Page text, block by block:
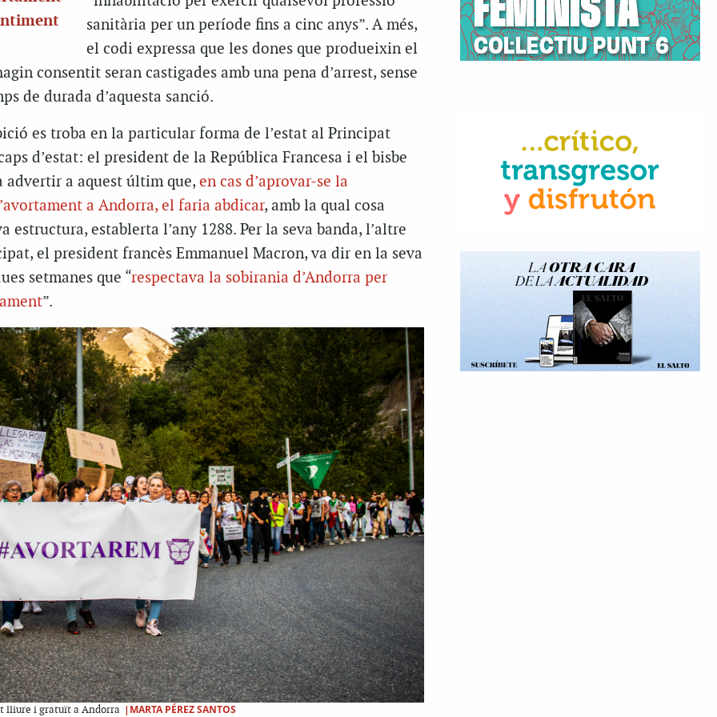
sanitària per un període fins a cinc anys”. A més,
el codi expressa que les dones que produeixin el
consentit seran castigades amb una pena d’arrest, sense
de durada d’aquesta sanció.
es troba en la particular forma de l’estat al Principat
d’estat: el president de la República Francesa i el bisbe
advertir a aquest últim que,en cas d’aprovar-se la
a Andorra, el faria abdicar, amb la qual cosa
estructura, establerta l’any 1288. Per la seva banda, l’altre
el president francès Emmanuel Macron, va dir en la seva
setmanes que “respectava la sobirania d’Andorra per
”.
lliure i gratuït a Andorra |MARTA PÉREZ SANTOS